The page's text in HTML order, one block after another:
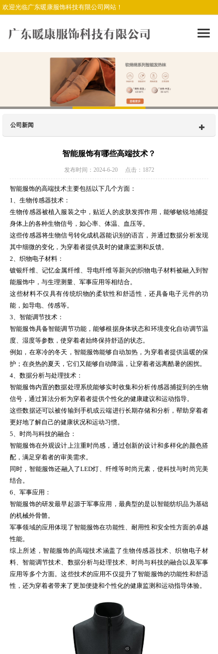
欢迎光临广东暖康服饰科技有限公司网站！
公司新闻
智能服饰有哪些高端技术？
发布时间：2024-6-20 点击：1872
智能服饰的高端技术主要包括以下几个方面：
1、生物传感器技术：
生物传感器被植入服装之中，贴近人的皮肤发挥作用，能够敏锐地捕捉
身体上的各种生物信号，如心率、体温、血压等。
这些传感器将生物信号转化成机器能识别的语言，并通过数据分析发现
其中细微的变化，为穿着者提供及时的健康监测和反馈。
2、织物电子材料：
镀银纤维、记忆金属纤维、导电纤维等新兴的织物电子材料被融入到智
能服饰中，与生理测量、军事应用等相结合。
这些材料不仅具有传统织物的柔软性和舒适性，还具备电子元件的功
能，如导电、传感等。
3、智能调节技术：
智能服饰具备智能调节功能，能够根据身体状态和环境变化自动调节温
度、湿度等参数，使穿着者始终保持舒适的状态。
例如，在寒冷的冬天，智能服饰能够自动加热，为穿着者提供温暖的保
护；在炎热的夏天，它们又能够自动降温，让穿着者远离酷暑的困扰。
4、数据分析与处理技术：
智能服饰内置的数据处理系统能够实时收集和分析传感器捕捉到的生物
信号，通过算法分析为穿着者提供个性化的健康建议和运动指导。
这些数据还可以被传输到手机或云端进行长期存储和分析，帮助穿着者
更好地了解自己的健康状况和运动习惯。
5、时尚与科技的融合：
智能服饰在外观设计上注重时尚感，通过创新的设计和多样化的颜色搭
配，满足穿着者的审美需求。
同时，智能服饰还融入了LED灯、纤维等时尚元素，使科技与时尚完美
结合。
6、军事应用：
智能服饰的研发最早起源于军事应用，最典型的是以智能纺织品为基础
的机械外骨骼。
军事领域的应用体现了智能服饰在功能性、耐用性和安全性方面的卓越
性能。
综上所述，智能服饰的高端技术涵盖了生物传感器技术、织物电子材
料、智能调节技术、数据分析与处理技术、时尚与科技的融合以及军事
应用等多个方面。这些技术的应用不仅提升了智能服饰的功能性和舒适
性，还为穿着者带来了更加便捷和个性化的健康监测和运动指导体验。